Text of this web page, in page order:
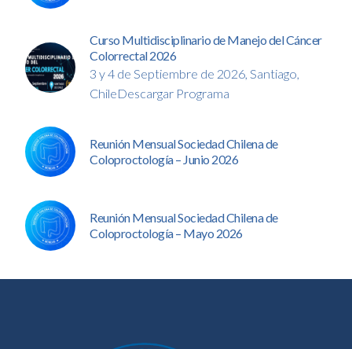
Curso Multidisciplinario de Manejo del Cáncer
Colorrectal 2026
3 y 4 de Septiembre de 2026, Santiago,
ChileDescargar Programa
Reunión Mensual Sociedad Chilena de
Coloproctología – Junio 2026
Reunión Mensual Sociedad Chilena de
Coloproctología – Mayo 2026